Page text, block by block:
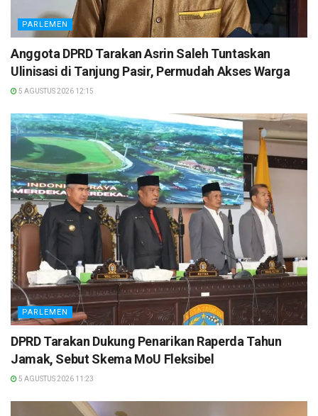
PARLEMEN
Anggota DPRD Tarakan Asrin Saleh Tuntaskan
Ulinisasi di Tanjung Pasir, Permudah Akses Warga
5 AGUSTUS 2026 12:15
PARLEMEN
DPRD Tarakan Dukung Penarikan Raperda Tahun
Jamak, Sebut Skema MoU Fleksibel
5 AGUSTUS 2026 11:23